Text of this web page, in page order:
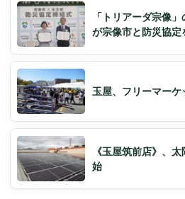
「トリアーダ宗像
が宗像市と防災協定
玉屋、フリーマー
《玉屋筑前店》、
始